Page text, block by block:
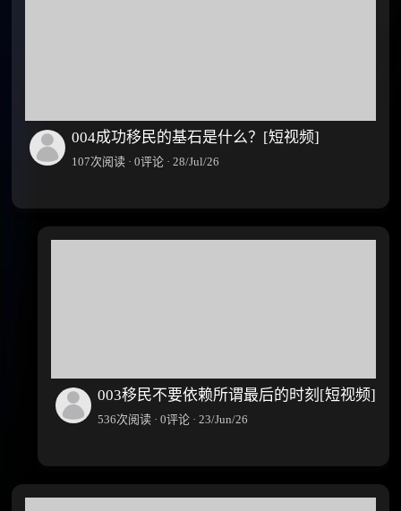
004成功移民的基石是什么？[短视频]
107次阅读 · 0评论 · 28/Jul/26
003移民不要依赖所谓最后的时刻[短视频]
536次阅读 · 0评论 · 23/Jun/26